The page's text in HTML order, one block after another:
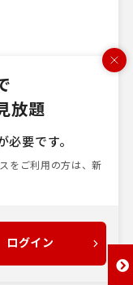
放題
必要です。
をご利用の方は、新
ログイン
次へ